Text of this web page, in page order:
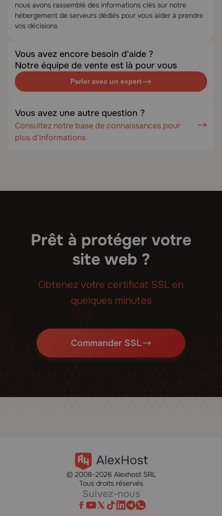
nous avons rassemblé des informations clés sur notre
hébergement de serveurs dédiés pour vous aider à prendre
vos décisions
Vous avez encore besoin d'aide ?
Notre équipe de vente est là pour vous
Parler avec un expert
Vous avez une autre question ?
Consultez notre base de connaissances pour
plus d'informations
Prêt à protéger votre
site web ?
Obtenez votre certificat SSL en
quelques minutes
Commander SSL
© 2008-2026 Alexhost SRL
Tous droits réservés
Suivez-nous